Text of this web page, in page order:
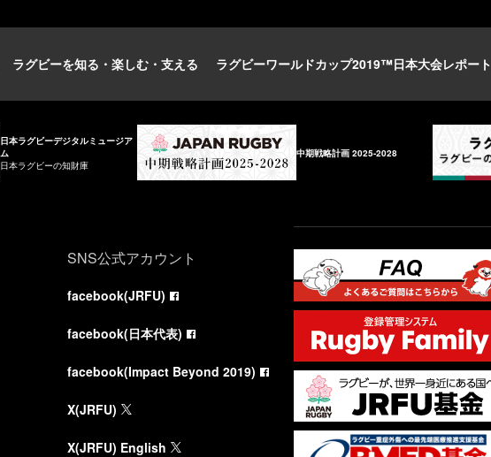
ラグビーを知る・楽しむ・支える ラグビーワールドカップ2019™日本大会レポート
日本ラグビーデジタルミュージア
ム
日本ラグビーの知財庫
中期戦略計画 2025-2028
SNS公式アカウント
facebook(JRFU)
facebook(日本代表)
facebook(Impact Beyond 2019)
X(JRFU)
X(JRFU) English